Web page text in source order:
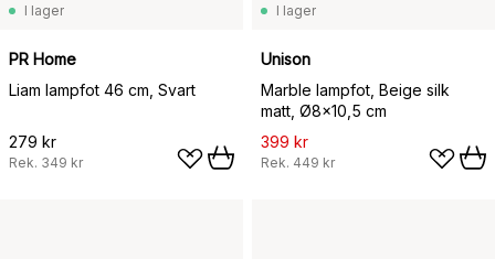
I lager
PR Home
Liam lampfot 46 cm, Svart
279 kr
Rek. 349 kr
I lager
Unison
Marble lampfot, Beige silk
matt, Ø8x10,5 cm
399 kr
Rek. 449 kr